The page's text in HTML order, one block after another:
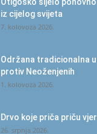
iz cijelog svijeta
7. kolovoza 2026.
Održana tradicionalna
protiv Neoženjenih
1. kolovoza 2026.
Drvo koje priča priču
26. srpnja 2026.